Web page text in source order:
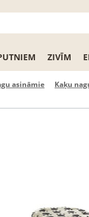
ZIVĪM
asināmie Kaķu